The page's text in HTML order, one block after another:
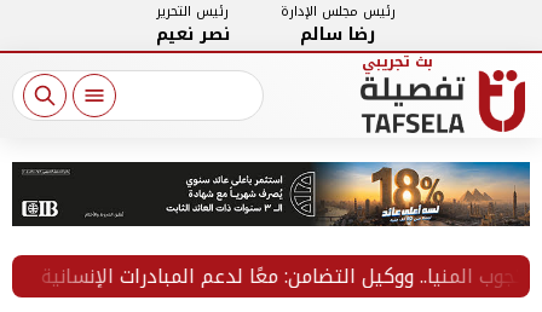
رئيس مجلس الإدارة
رضا سالم
رئيس التحرير
نصر نعيم
المنيا.. ووكيل التضامن: معًا لدعم المبادرات الإنسانية